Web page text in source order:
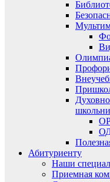
Абитуриенту
Наши
Приемная